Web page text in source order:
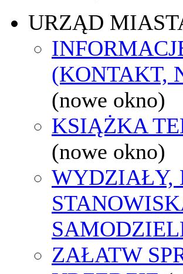
URZĄD
(KONTAKT,
(nowe okno)
KSIĄŻKA
(nowe okno)
WYDZIAŁY,
ZAŁATW